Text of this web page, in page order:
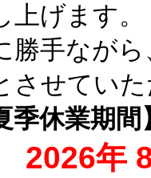
上げます。
勝手なが
させてい
季休業期間
2026年